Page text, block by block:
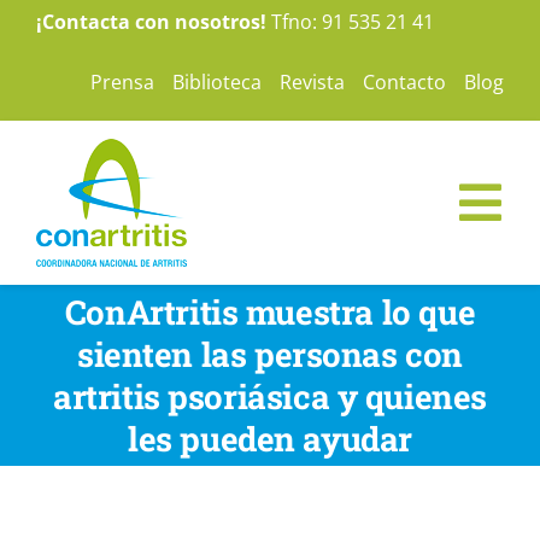
Saltar¡Contacta con nosotros! Tfno: 91 535 21 41
Prensa Biblioteca Revista Contacto Blog
ConArtritis
Te ayudamos
ConArtritis muestra lo que
sienten las personas con
artritis psoriásica y quienes
les pueden ayudar